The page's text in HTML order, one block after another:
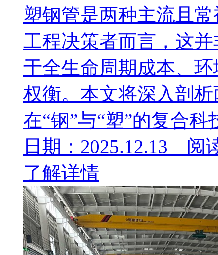
塑钢管是两种主流且
工程决策者而言，这
于全生命周期成本、
权衡。本文将深入剖
在“钢”与“塑”的复合
日期：2025.12.13 阅
了解详情